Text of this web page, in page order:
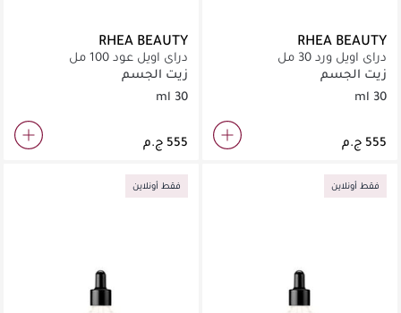
RHEA BEAUTY
دراي اويل ورد 30 مل
زيت الجسم
30 ml
RHEA BEAUTY
دراي اويل عود 100 مل
زيت الجسم
30 ml
فقط أونلاين فقط أونلاين